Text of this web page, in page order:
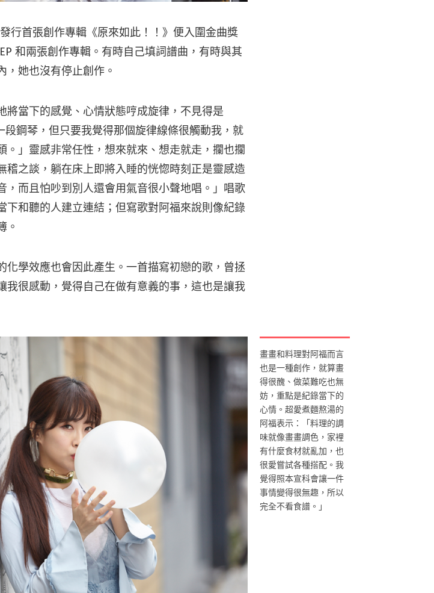
行首張創作專輯《原來如此！！》便入圍金曲獎
和兩張創作專輯。有時自己填詞譜曲，有時與其
，她也沒有停止創作。
將當下的感覺、心情狀態哼成旋律，不見得是
鋼琴，但只要我覺得那個旋律線條很觸動我，就
」靈感非常任性，想來就來、想走就走，攔也攔
稽之談，躺在床上即將入睡的恍惚時刻正是靈感造
，而且怕吵到別人還會用氣音很小聲地唱。」唱歌
下和聽的人建立連結；但寫歌對阿福來說則像紀錄
。
化學效應也會因此產生。一首描寫初戀的歌，曾拯
我很感動，覺得自己在做有意義的事，這也是讓我
畫畫和料理對阿福而言
也是一種創作，就算畫
得很醜、做菜難吃也無
妨，重點是紀錄當下的
心情。超愛煮麵熬湯的
阿福表示：「料理的調
味就像畫畫調色，家裡
有什麼食材就亂加，也
很愛嘗試各種搭配。我
覺得照本宣科會讓一件
事情變得很無趣，所以
完全不看食譜。」